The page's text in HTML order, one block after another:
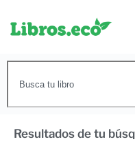
Resultados de tu